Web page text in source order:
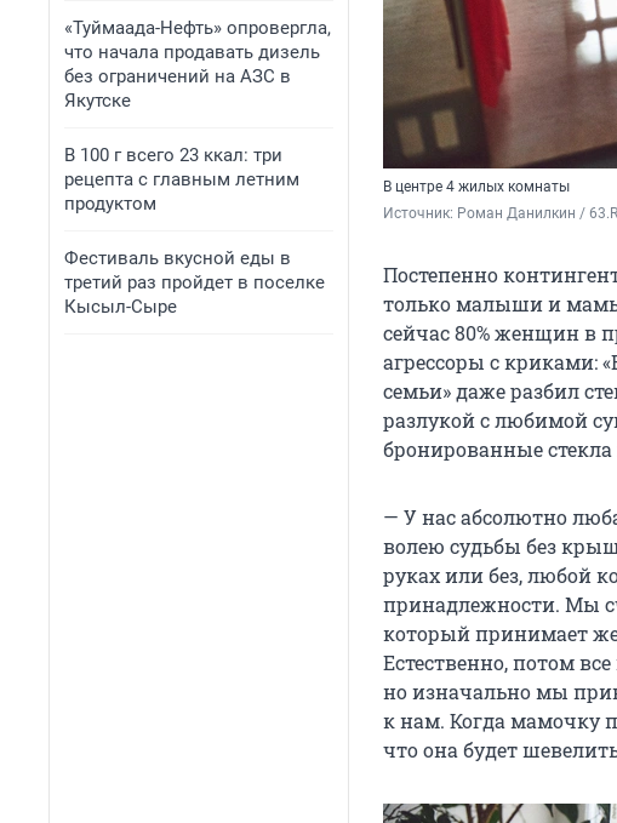
«Туймаада-Нефть» опровергла,
что начала продавать дизель
без ограничений на АЗС в
Якутске
В 100 г всего 23 ккал: три
рецепта с главным летним
продуктом
Фестиваль вкусной еды в
третий раз пройдет в поселке
Кысыл-Сыре
В центре 4 жилых комнаты
Источник: Роман Данилкин /
Постепенно
только малыши и
сейчас 80% женщин в
агрессоры с криками:
семьи» даже разбил
разлукой с любимой
бронированные
— У нас абсолютно
волею судьбы без
руках или без, любой
принадлежности. Мы
который принимает
Естественно, потом
но изначально мы
к нам. Когда мамочку
что она будет